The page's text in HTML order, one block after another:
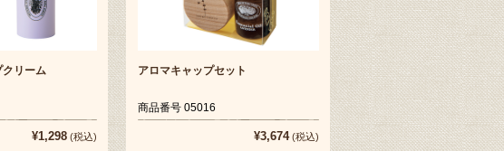
クリーム
¥1,298 (税込)
アロマキャップセット
商品番号 05016
¥3,674(税込)